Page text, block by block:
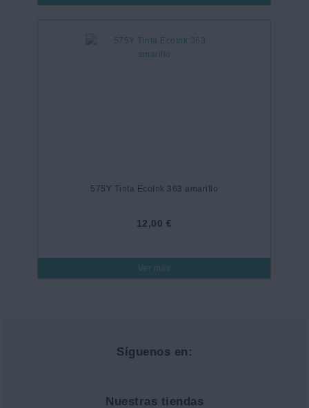
575Y Tinta EcoInk 363 amarillo
12,00 €
Ver más
Síguenos en:
Nuestras tiendas